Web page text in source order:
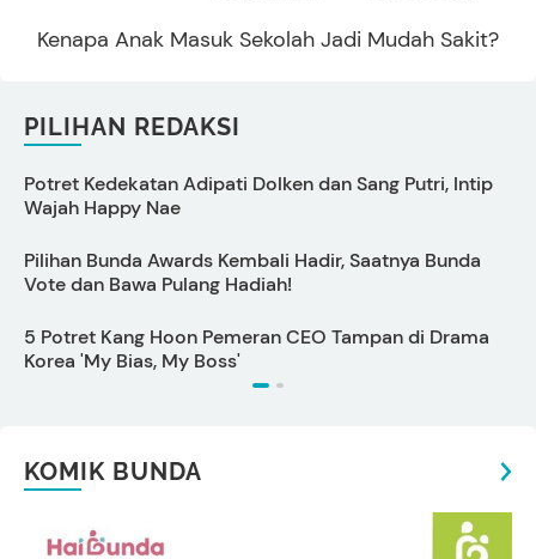
Kenapa Anak Masuk Sekolah Jadi Mudah Sakit?
PILIHAN REDAKSI
Potret Kedekatan Adipati Dolken dan Sang Putri, Intip
Wajah Happy Nae
Pilihan Bunda Awards Kembali Hadir, Saatnya Bunda
Vote dan Bawa Pulang Hadiah!
5 Potret Kang Hoon Pemeran CEO Tampan di Drama
Korea 'My Bias, My Boss'
KOMIK BUNDA